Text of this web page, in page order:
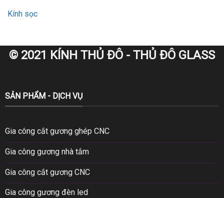
Kính sọc
© 2021 KÍNH THỦ ĐÔ - THỦ ĐÔ GLASS
SẢN PHẨM - DỊCH VỤ
Gia công cắt gương ghép CNC
Gia công gương nhà tắm
Gia công cắt gương CNC
Gia công gương đèn led